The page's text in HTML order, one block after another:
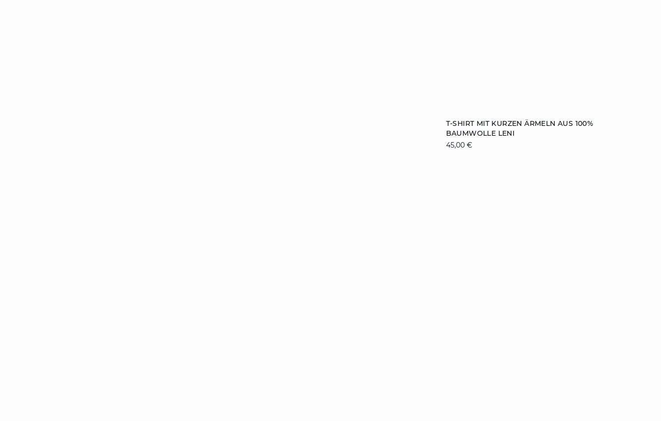
T-SHIRT MIT KURZEN ÄRMELN AUS 100%
BAUMWOLLE LENI
45,00 €
ZUM WARENKORB HINZUFÜGEN
XS S